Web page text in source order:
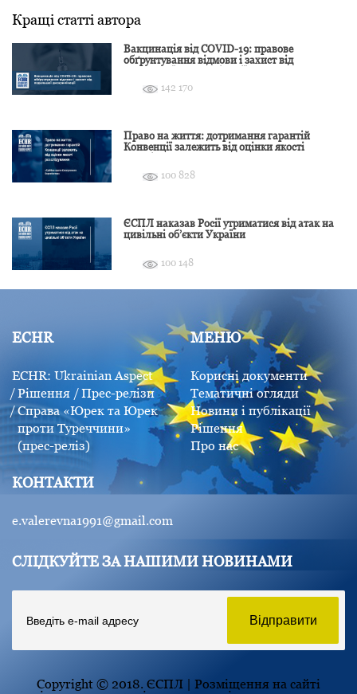
Кращі статті автора
Вакцинація від COVID-19: правове
обґрунтування відмови і захист від
142 170
Право на життя: дотримання гарантій
Конвенції залежить від оцінки якості
100 828
ЄСПЛ наказав Росії утриматися від атак на
цивільні об’єкти України
100 148
ECHR
ECHR: Ukrainian Aspect
Рішення
Прес-релізи
Справа «Юрек та Юрек
проти Туреччини»
(прес-реліз)
МЕНЮ
Корисні документи
Тематичні огляди
Новини і публікації
Рішення
Про нас
КОНТАКТИ
e.valerevna1991@gmail.com
СЛІДКУЙТЕ ЗА НАШИМИ НОВИНАМИ
Copyright © 2018. ЄСПЛ | Розміщення на сайті